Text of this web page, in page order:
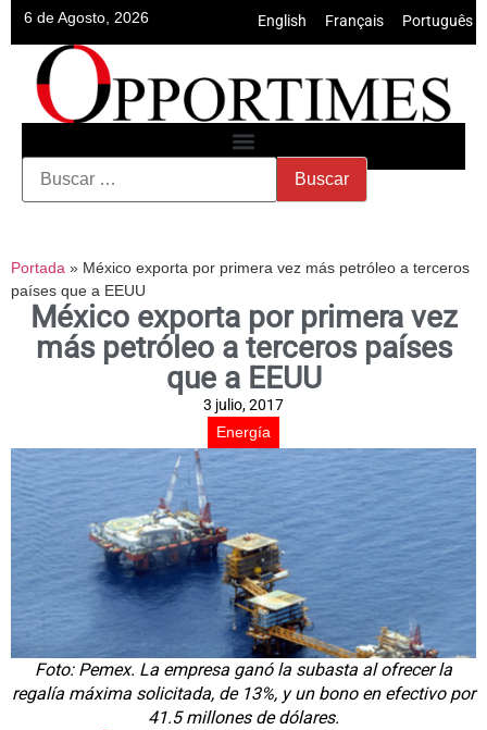
6 de Agosto, 2026 English Français Português
Portada » México exporta por primera vez más petróleo a terceros
países que a EEUU
México exporta por primera vez
más petróleo a terceros países
que a EEUU
3 julio, 2017
Energía
Foto: Pemex. La empresa ganó la subasta al ofrecer la
regalía máxima solicitada, de 13%, y un bono en efectivo por
41.5 millones de dólares.